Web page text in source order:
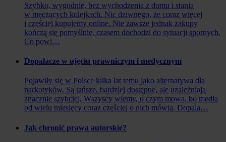
Szybko, wygodnie, bez wychodzenia z domu i stania
w męczących kolejkach. Nic dziwnego, że coraz więcej
i częściej kupujemy online. Nie zawsze jednak zakupy
kończą się pomyślnie, czasem dochodzi do sytuacji spornych.
Co powi…
Dopalacze w ujęciu prawniczym i medycznym
Pojawiły się w Polsce kilka lat temu jako alternatywa dla
narkotyków. Są tańsze, bardziej dostępne, ale uzależniają
znacznie szybciej. Wszyscy wiemy, o czym mowa, bo media
od wielu miesięcy coraz częściej o nich mówią. Dopala…
Jak chronić prawa autorskie?